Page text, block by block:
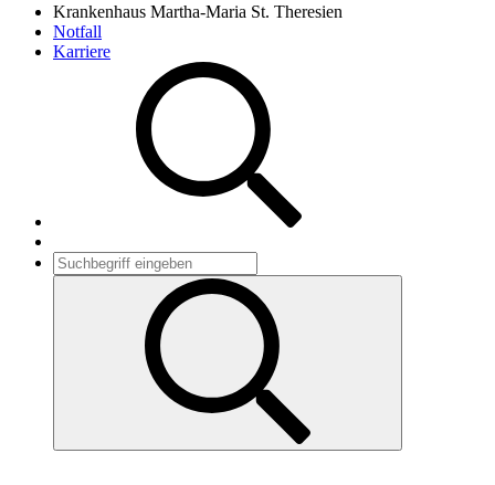
Krankenhaus Martha-Maria St. Theresien
Notfall
Karriere